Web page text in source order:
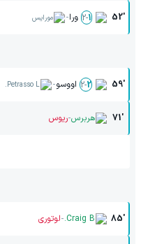
52'
1
-
2 ورا- مورایس
59'
2
-
2 اووسو-
Petrasso L.
71' هربرس-ریوس
85'
Craig B.
-لوتوری